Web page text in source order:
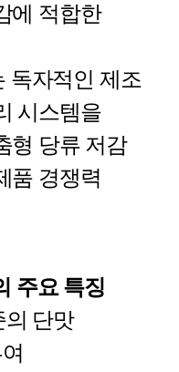
에 적합한
독자적인 제조
시스템을
형 당류 저감
품 경쟁력
주요 특징
의 단맛